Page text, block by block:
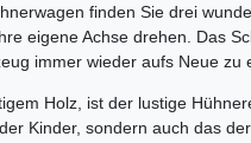
finden Sie drei
eigene Achse drehen. Das
immer wieder aufs Neue zu
Holz, ist der lustige
Kinder, sondern auch das